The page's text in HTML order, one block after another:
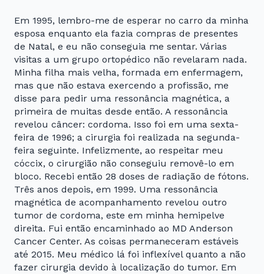
Em 1995, lembro-me de esperar no carro da minha
esposa enquanto ela fazia compras de presentes
de Natal, e eu não conseguia me sentar. Várias
visitas a um grupo ortopédico não revelaram nada.
Minha filha mais velha, formada em enfermagem,
mas que não estava exercendo a profissão, me
disse para pedir uma ressonância magnética, a
primeira de muitas desde então. A ressonância
revelou câncer: cordoma. Isso foi em uma sexta-
feira de 1996; a cirurgia foi realizada na segunda-
feira seguinte. Infelizmente, ao respeitar meu
cóccix, o cirurgião não conseguiu removê-lo em
bloco. Recebi então 28 doses de radiação de fótons.
Três anos depois, em 1999. Uma ressonância
magnética de acompanhamento revelou outro
tumor de cordoma, este em minha hemipelve
direita. Fui então encaminhado ao MD Anderson
Cancer Center. As coisas permaneceram estáveis
até 2015. Meu médico lá foi inflexível quanto a não
fazer cirurgia devido à localização do tumor. Em